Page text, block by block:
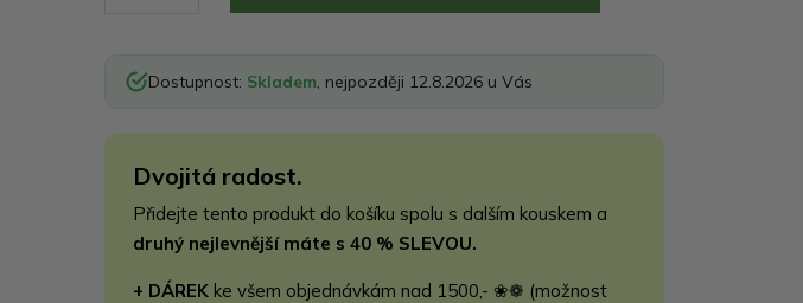
Dostupnost: Skladem , nejpozději 12.8.2026 u Vás
Dvojitá radost.
Přidejte tento produkt do košíku spolu s dalším kouskem a
druhý nejlevnější máte s 40 % SLEVOU.
+ DÁREK ke všem objednávkám nad 1500,- ❀❁ (možnost